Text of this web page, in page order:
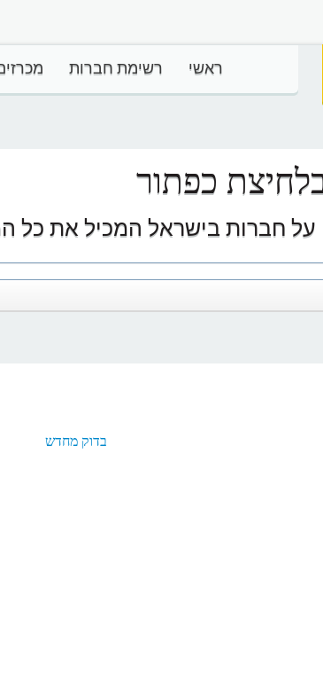
ראשי רשימת חברות
כפתור
על חברות בישראל המכיל את כל
בדוק מחדש